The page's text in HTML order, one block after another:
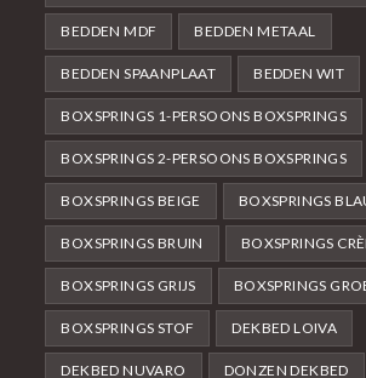
BEDDEN MDF BEDDEN METAAL
BEDDEN SPAANPLAAT BEDDEN WIT
BOXSPRINGS 1-PERSOONS BOXSPRINGS
BOXSPRINGS 2-PERSOONS BOXSPRINGS
BOXSPRINGS BEIGE BOXSPRINGS
BOXSPRINGS BRUIN BOXSPRINGS
BOXSPRINGS GRIJS BOXSPRINGS
BOXSPRINGS STOF DEKBED LOIVA
DEKBED NUVARO DONZEN DEKBED